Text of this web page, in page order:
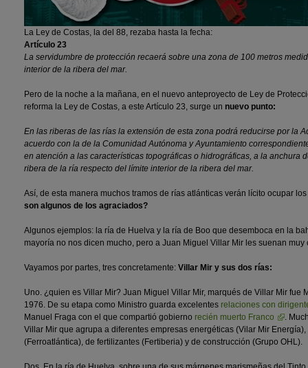
La Ley de Costas, la del 88, rezaba hasta la fecha:
Artículo 23
La servidumbre de protección recaerá sobre una zona de 100 metros
interior de la ribera del mar.
Pero de la noche a la mañana, en el nuevo anteproyecto de Ley de
reforma la Ley de Costas, a este Artículo 23, surge un nuevo punto:
En las riberas de las rías la extensión de esta zona podrá reducirse por la
acuerdo con la de la Comunidad Autónoma y Ayuntamiento
en atención a las características topográficas o hidrográficas, a la anchura
ribera de la ría respecto del límite interior de la ribera del mar.
Así, de esta manera muchos tramos de rías atlánticas verán lícito ocupar
son algunos de los agraciados?
Algunos ejemplos: la ría de Huelva y la ría de Boo que desemboca en la
mayoría no nos dicen mucho, pero a Juan Miguel Villar Mir les suenan muy
Vayamos por partes, tres concretamente: Villar Mir y sus dos rías:
Uno. ¿quien es Villar Mir? Juan Miguel Villar Mir, marqués de Villar Mir fue
1976. De su etapa como Ministro guarda excelentes relaciones con
Manuel Fraga con el que compartió gobierno recién muerto Franco
.
Villar Mir que agrupa a diferentes empresas energéticas (Vilar Mir
(Ferroatlántica), de fertilizantes (Fertiberia) y de construcción (Grupo OHL).